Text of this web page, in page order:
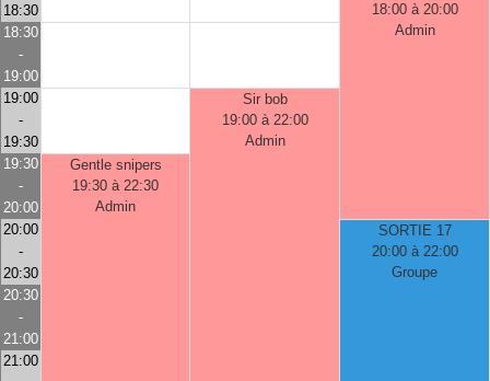
18:30
18:00 à 20:00
Admin
18:30
-
19:00
19:00
-
19:30
Sir bob
19:00 à 22:00
Admin
19:30
-
20:00
Gentle snipers
19:30 à 22:30
Admin
20:00
-
20:30
SORTIE 17
20:00 à 22:00
Groupe
20:30
-
21:00
21:00